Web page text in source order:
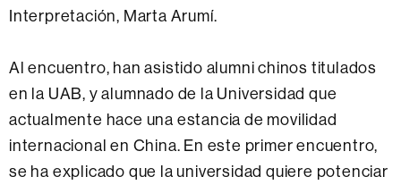
Interpretación, Marta Arumí.
Al encuentro, han asistido alumni chinos titulados
en la UAB, y alumnado de la Universidad que
actualmente hace una estancia de movilidad
internacional en China. En este primer encuentro,
se ha explicado que la universidad quiere potenciar